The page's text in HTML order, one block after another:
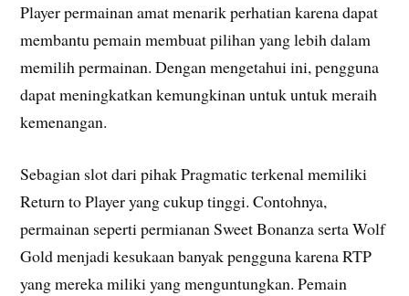
Player permainan amat menarik perhatian karena dapat
membantu pemain membuat pilihan yang lebih dalam
memilih permainan. Dengan mengetahui ini, pengguna
dapat meningkatkan kemungkinan untuk untuk meraih
kemenangan.
Sebagian slot dari pihak Pragmatic terkenal memiliki
Return to Player yang cukup tinggi. Contohnya,
permainan seperti permianan Sweet Bonanza serta Wolf
Gold menjadi kesukaan banyak pengguna karena RTP
yang mereka miliki yang menguntungkan. Pemain